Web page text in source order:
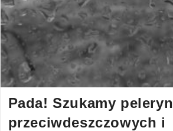
Pada! Szukamy peleryn
przeciwdeszczowych i